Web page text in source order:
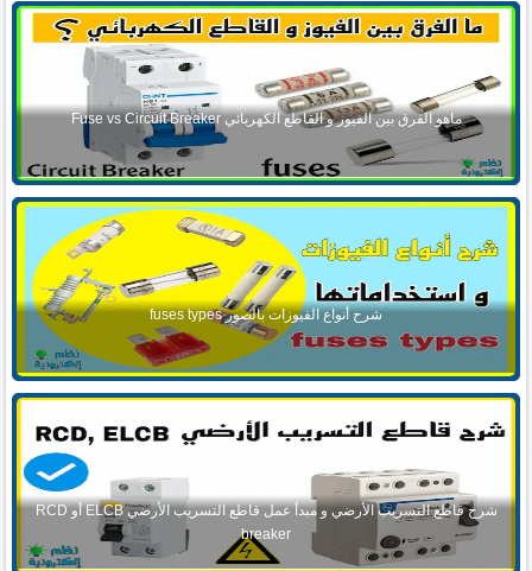
ماهو الفرق بين الفيوز و القاطع الكهربائي Fuse vs Circuit Breaker
شرح أنواع الفيوزات بالصور fuses types
شرح قاطع التسريب الأرضي و مبدأ عمل قاطع التسريب الأرضي ELCB أو RCD
breaker